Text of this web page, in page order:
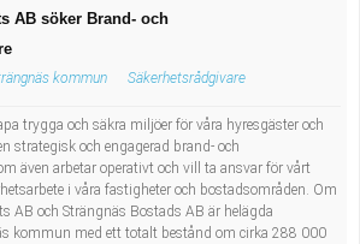
AB söker Brand- och
kommun Säkerhetsrådgivare
trygga och säkra miljöer för våra hyresgäster och
strategisk och engagerad brand- och
även arbetar operativt och vill ta ansvar för vårt
i våra fastigheter och bostadsområden. Om
AB och Strängnäs Bostads AB är helägda
kommun med ett totalt bestånd om cirka 288 000